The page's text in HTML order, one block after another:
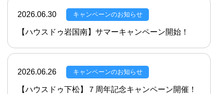
2026.06.30 キャンペーンのお知らせ
【ハウスドゥ岩国南】サマーキャンペーン開始！
2026.06.26 キャンペーンのお知らせ
【ハウスドゥ下松】７周年記念キャンペーン開催！